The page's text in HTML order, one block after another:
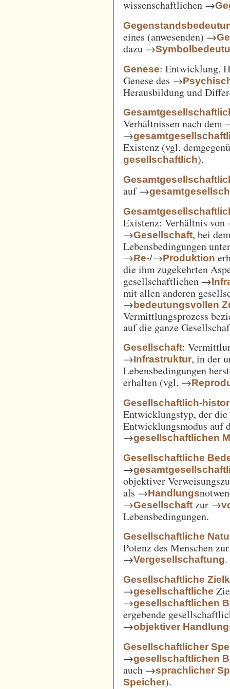
wissenschaftlichen →
eines (anwesenden) →
dazu →
Genese: Entwicklung,
Genese des →
Herausbildung und
Verhältnissen nach dem
→
Existenz (vgl.
gesellschaftlich).
auf →
Existenz: Verhältnis
→Gesellschaft, bei
Lebensbedingungen
→Re-/→Produktion
die ihm zugekehrten
gesellschaftlichen →
mit allen anderen
→bedeutungsvollen
Vermittlungsprozess
auf die ganze
Gesellschaft:
→Infrastruktur, in der
Lebensbedingungen
erhalten (vgl. →
Gesellschaftlich-
Entwicklungstyp, der
Entwicklungsmodus auf
→gesellschaftlichen
Gesellschaftliche
→
objektiver
als →Handlungs
→Gesellschaft zur →
Lebensbedingungen.
Gesellschaftliche
Potenz des Menschen
→Vergesellschaftung.
Gesellschaftliche
→gesellschaftliche
→gesellschaftlichen
ergebende
→objektiver
Gesellschaftlicher
→gesellschaftlichen
auch →sprachlicher
Speicher).